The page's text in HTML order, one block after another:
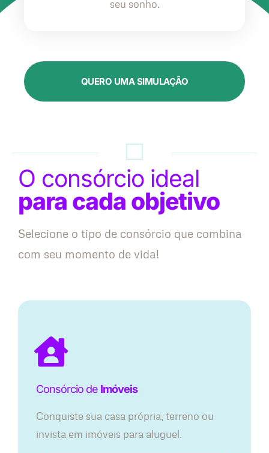
seu sonho.
QUERO UMA SIMULAÇÃO
O consórcio ideal
para cada objetivo
Selecione o tipo de consórcio que combina
com seu momento de vida!
Consórcio de Imóveis
Conquiste sua casa própria, terreno ou
invista em imóveis para aluguel.